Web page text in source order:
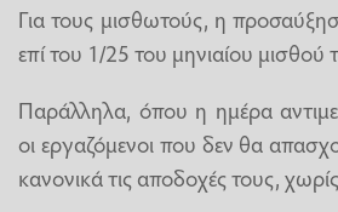
Για τους μισθωτούς, η
επί του 1/25 του μηνιαίου μισθού
Παράλληλα, όπου η ημέρα
οι εργαζόμενοι που δεν θα
κανονικά τις αποδοχές τους,